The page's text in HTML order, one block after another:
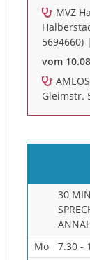
MVZ
5694660) |
vom
Gleimstr.
30
Mo
7.30 -